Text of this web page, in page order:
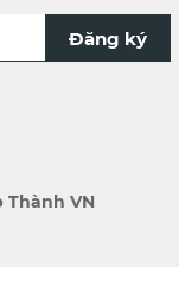
Đăng ký
Thành VN